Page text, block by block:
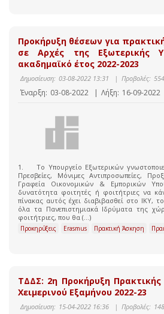
Προκήρυξη θέσεων για
σε Aρχές της Εξωτερικής
ακαδημαϊκό έτος 2022-2023
Δημοσίευση: 03-08-2022 13:31 | Προβολές:
Έναρξη: 03-08-2022 | Λήξη: 16-09-2022
1. To Υπουργείο Εξωτερικών
Πρεσβείες, Μόνιμες Αντιπροσωπείες,
Γραφεία Οικονομικών & Εμπορικών
δυνατότητα φοιτητές ή φοιτήτριες να
πίνακας αυτός έχει διαβιβασθεί στο ΙΚΥ,
όλα τα Πανεπιστημιακά Ιδρύματα της
φοιτήτριες, που θα (...)
Προκηρύξεις Erasmus Πρακτική Άσκηση
ΤΔΔΣ: 2η Προκήρυξη
Χειμερινού Εξαμήνου 2022-23
Δημοσίευση: 15-04-2022 16:36 | Προβολές: